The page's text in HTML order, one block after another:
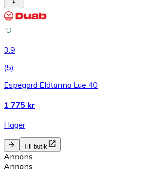
3.9
(5)
Espegard Eldtunna Lue 40
1 775 kr
I lager
Till butik
Annons
Annons